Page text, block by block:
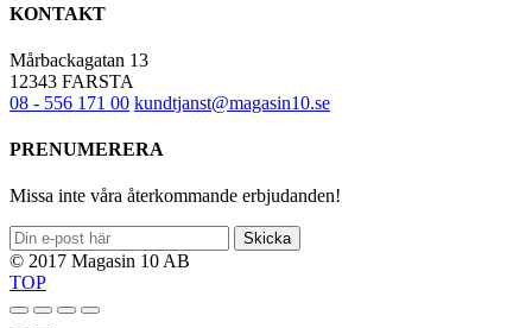
KONTAKT
Mårbackagatan 13
12343 FARSTA
08 - 556 171 00 kundtjanst@magasin10.se
PRENUMERERA
Missa inte våra återkommande erbjudanden!
Skicka
© 2017 Magasin 10 AB
TOP